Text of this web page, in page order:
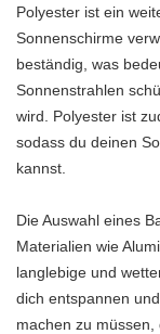
Polyester ist ein
Sonnenschirme
beständig, was
Sonnenstrahlen
wird. Polyester ist
sodass du deinen
kannst.
Die Auswahl eines
Materialien wie
langlebige und
dich entspannen
machen zu müssen,